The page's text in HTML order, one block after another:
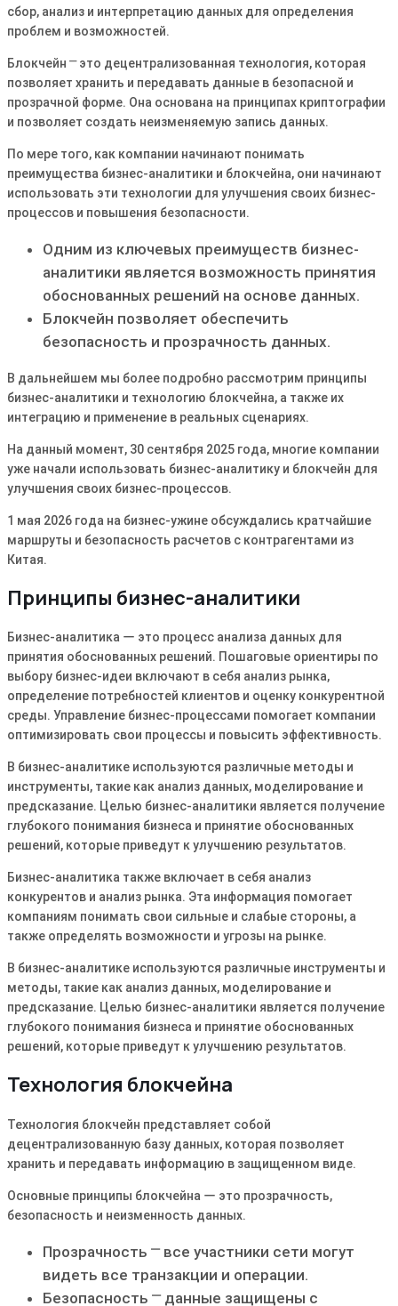
сбор, анализ и интерпретацию данных для определения
проблем и возможностей.
Блокчейн ⎻ это децентрализованная технология, которая
позволяет хранить и передавать данные в безопасной и
прозрачной форме. Она основана на принципах криптографии
и позволяет создать неизменяемую запись данных.
По мере того, как компании начинают понимать
преимущества бизнес-аналитики и блокчейна, они начинают
использовать эти технологии для улучшения своих бизнес-
процессов и повышения безопасности.
Одним из ключевых преимуществ бизнес-
аналитики является возможность принятия
обоснованных решений на основе данных.
Блокчейн позволяет обеспечить
безопасность и прозрачность данных.
В дальнейшем мы более подробно рассмотрим принципы
бизнес-аналитики и технологию блокчейна, а также их
интеграцию и применение в реальных сценариях.
На данный момент, 30 сентября 2025 года, многие компании
уже начали использовать бизнес-аналитику и блокчейн для
улучшения своих бизнес-процессов.
1 мая 2026 года на бизнес-ужине обсуждались кратчайшие
маршруты и безопасность расчетов с контрагентами из
Китая.
Принципы бизнес-аналитики
Бизнес-аналитика ー это процесс анализа данных для
принятия обоснованных решений. Пошаговые ориентиры по
выбору бизнес-идеи включают в себя анализ рынка,
определение потребностей клиентов и оценку конкурентной
среды. Управление бизнес-процессами помогает компании
оптимизировать свои процессы и повысить эффективность.
В бизнес-аналитике используются различные методы и
инструменты, такие как анализ данных, моделирование и
предсказание. Целью бизнес-аналитики является получение
глубокого понимания бизнеса и принятие обоснованных
решений, которые приведут к улучшению результатов.
Бизнес-аналитика также включает в себя анализ
конкурентов и анализ рынка. Эта информация помогает
компаниям понимать свои сильные и слабые стороны, а
также определять возможности и угрозы на рынке.
В бизнес-аналитике используются различные инструменты и
методы, такие как анализ данных, моделирование и
предсказание. Целью бизнес-аналитики является получение
глубокого понимания бизнеса и принятие обоснованных
решений, которые приведут к улучшению результатов.
Технология блокчейна
Технология блокчейн представляет собой
децентрализованную базу данных, которая позволяет
хранить и передавать информацию в защищенном виде.
Основные принципы блокчейна ー это прозрачность,
безопасность и неизменность данных.
Прозрачность ⎻ все участники сети могут
видеть все транзакции и операции.
Безопасность ⎻ данные защищены с